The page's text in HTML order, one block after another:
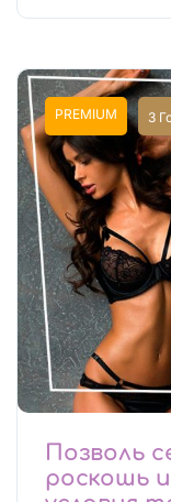
PREMIUM 3
Позволь
роскошь